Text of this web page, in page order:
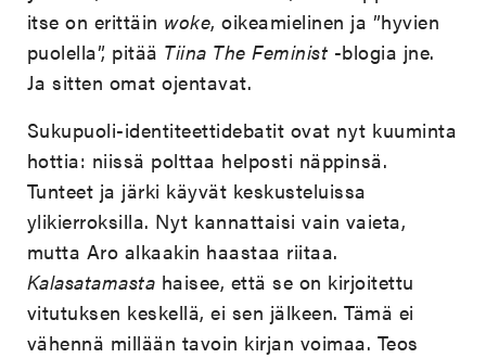
itse on erittäin woke, oikeamielinen ja ”hyvien
puolella”, pitää Tiina The Feminist -blogia jne.
Ja sitten omat ojentavat.
Sukupuoli-identiteettidebatit ovat nyt kuuminta
hottia: niissä polttaa helposti näppinsä.
Tunteet ja järki käyvät keskusteluissa
ylikierroksilla. Nyt kannattaisi vain vaieta,
mutta Aro alkaakin haastaa riitaa.
Kalasatamasta haisee, että se on kirjoitettu
vitutuksen keskellä, ei sen jälkeen. Tämä ei
vähennä millään tavoin kirjan voimaa. Teos